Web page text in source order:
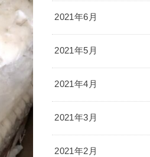
2021年6月
2021年5月
2021年4月
2021年3月
2021年2月